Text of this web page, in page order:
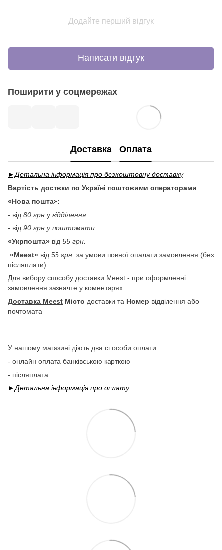
Додайте перший відгук
Написати відгук
Поширити у соцмережах
Доставка Оплата
►Детальна інформація про безкоштовну доставку
Вартість доствки по Україні поштовими операторами
«Нова пошта»:
- від 80 грн у відділення
- від 90 грн у поштомати
«Укрпошта» від 55 грн.
«Meest» від 55 грн. за умови повної опалати замовлення (без
післяплати)
Для вибору способу доставки Meest - при оформленні
замовлення зазначте у коментарях:
Доставка Meest Місто доставки та Номер відділення або
почтомата
У нашому магазині діють два способи оплати:
- онлайн оплата банківською карткою
- післяплата
►Детальна інформація про оплату